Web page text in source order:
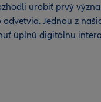
urobiť prvý
Jednou z
úplnú digitálnu